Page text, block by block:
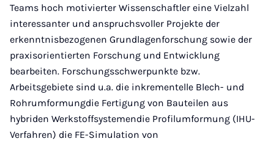
Teams hoch motivierter Wissenschaftler eine Vielzahl
interessanter und anspruchsvoller Projekte der
erkenntnisbezogenen Grundlagenforschung sowie der
praxisorientierten Forschung und Entwicklung
bearbeiten. Forschungsschwerpunkte bzw.
Arbeitsgebiete sind u.a. die inkrementelle Blech- und
Rohrumformungdie Fertigung von Bauteilen aus
hybriden Werkstoffsystemendie Profilumformung (IHU-
Verfahren) die FE-Simulation von